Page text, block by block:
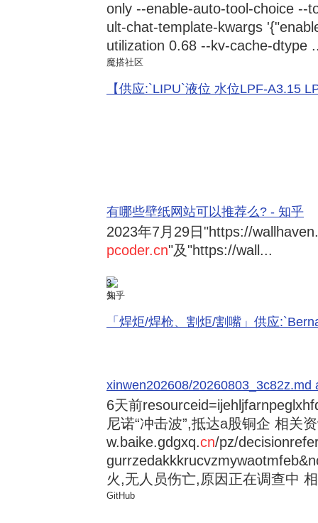
only --enable-auto-tool-choice --
ult-chat-template-kwargs
utilization 0.68 --kv-cache-dtype
魔搭社区
【供应:`LIPU`液位 水位LPF-A3.15
有哪些壁纸网站可以推荐么? - 知乎
2023年7月29日 "https://
pcoder.cn"及"https://wall...
3
知乎
「焊炬/焊枪、割炬/割嘴」供应
xinwen202608/20260803_3c82z.md
6天前
尼诺“冲击波”,抵达a股铜企 相关
w.baike.gdgxq.cn/pz/
火,无人员伤亡,原因正在调查中
GitHub